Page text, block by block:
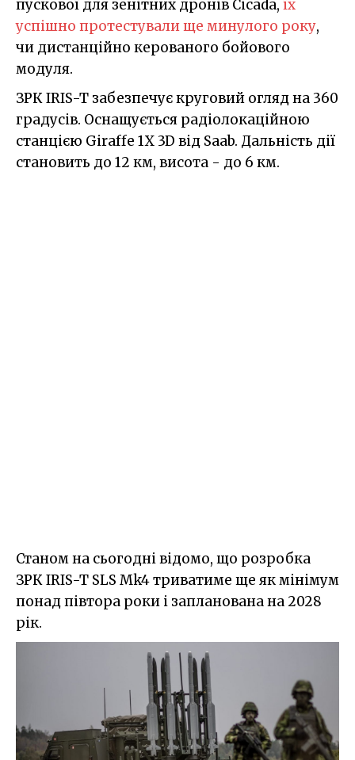
пускової для зенітних дронів Cicada, їх
успішно протестували ще минулого року,
чи дистанційно керованого бойового
модуля.
ЗРК IRIS-T забезпечує круговий огляд на 360
градусів. Оснащується радіолокаційною
станцією Giraffe 1X 3D від Saab. Дальність дії
становить до 12 км, висота - до 6 км.
Станом на сьогодні відомо, що розробка
ЗРК IRIS-T SLS Mk4 триватиме ще як мінімум
понад півтора роки і запланована на 2028
рік.